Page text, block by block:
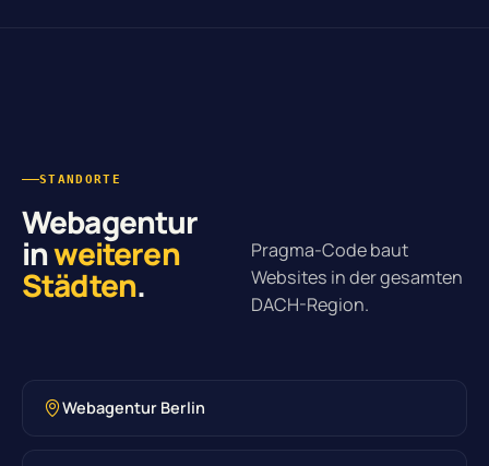
STANDORTE
Webagentur
inweiteren
Städten.
Pragma-Code baut
Websites in der gesamten
DACH-Region.
Webagentur Berlin